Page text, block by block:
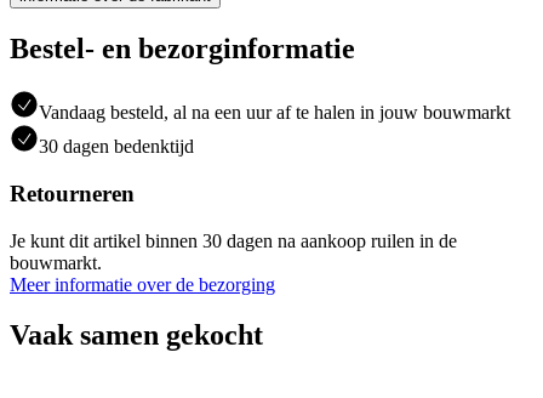
Bestel- en bezorginformatie
Vandaag besteld, al na een uur af te halen in jouw bouwmarkt
30 dagen bedenktijd
Retourneren
Je kunt dit artikel binnen 30 dagen na aankoop ruilen in de
bouwmarkt.
Meer informatie over de bezorging
Vaak samen gekocht